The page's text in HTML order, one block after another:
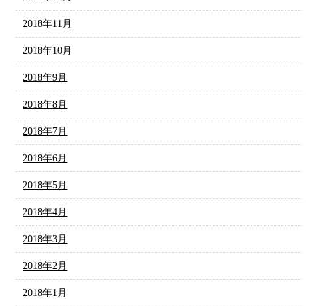
2018年11月
2018年10月
2018年9月
2018年8月
2018年7月
2018年6月
2018年5月
2018年4月
2018年3月
2018年2月
2018年1月